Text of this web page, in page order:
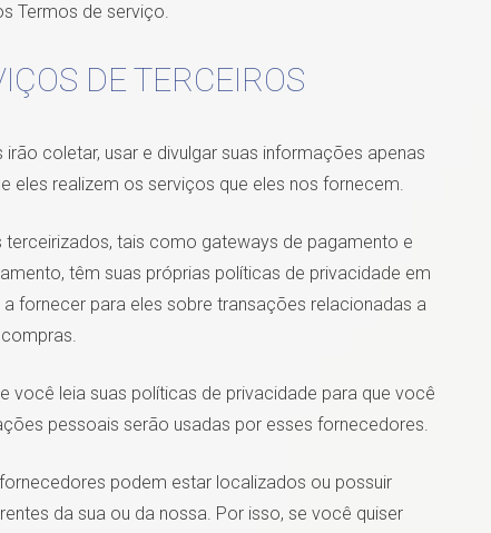
Termos de serviço.
DE TERCEIROS
coletar, usar e divulgar suas informações apenas
eles realizem os serviços que eles nos fornecem.
tais como gateways de pagamento e
têm suas próprias políticas de privacidade em
fornecer para eles sobre transações relacionadas a
compras.
você leia suas políticas de privacidade para que você
pessoais serão usadas por esses fornecedores.
podem estar localizados ou possuir
da sua ou da nossa. Por isso, se você quiser